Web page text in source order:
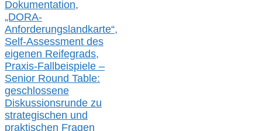
Dokumentation,
„DORA-
Anforderungslandkarte“,
Self-Assessment des
eigenen Reifegrads,
Praxis-Fallbeispiele –
Senior Round Table:
geschlossene
Diskussionsrunde zu
strategischen und
praktischen Fragen